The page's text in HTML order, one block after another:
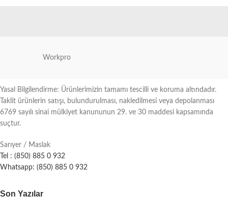
Workpro
Yasal Bilgilendirme: Ürünlerimizin tamamı tescilli ve koruma altındadır.
Taklit ürünlerin satışı, bulundurulması, nakledilmesi veya depolanması
6769 sayılı sinai mülkiyet kanununun 29. ve 30 maddesi kapsamında
suçtur.
Sarıyer / Maslak
Tel : (850) 885 0 932
Whatsapp: (850) 885 0 932
Son Yazılar